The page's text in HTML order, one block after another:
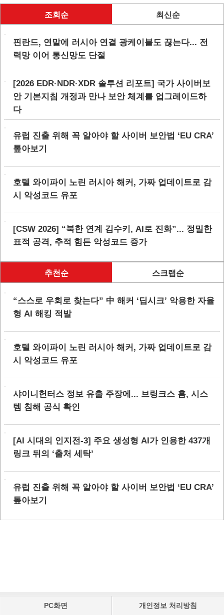
조회순 최신순
핀란드, 연말에 러시아 연결 광케이블도 끊는다... 전
력망 이어 통신망도 단절
[2026 EDR·NDR·XDR 솔루션 리포트] 국가 사이버보
안 기본지침 개정과 만나 보안 체계를 업그레이드하
다
유럽 진출 위해 꼭 알아야 할 사이버 보안법 ‘EU CRA’
톺아보기
호텔 와이파이 노린 러시아 해커, 가짜 업데이트로 감
시 악성코드 유포
[CSW 2026] “북한 연계 김수키, AI로 진화”... 정밀한
표적 공격, 추적 힘든 악성코드 증가
추천순 스크랩순
“스스로 우회로 찾는다” 中 해커 ‘딥시크’ 악용한 자율
형 AI 해킹 적발
호텔 와이파이 노린 러시아 해커, 가짜 업데이트로 감
시 악성코드 유포
샤이니헌터스 정보 유출 주장에... 브링크스 홈, 시스
템 침해 공식 확인
[AI 시대의 인지전-3] 주요 생성형 AI가 인용한 437개
링크 뒤의 ‘출처 세탁’
유럽 진출 위해 꼭 알아야 할 사이버 보안법 ‘EU CRA’
톺아보기
PC화면 개인정보 처리방침